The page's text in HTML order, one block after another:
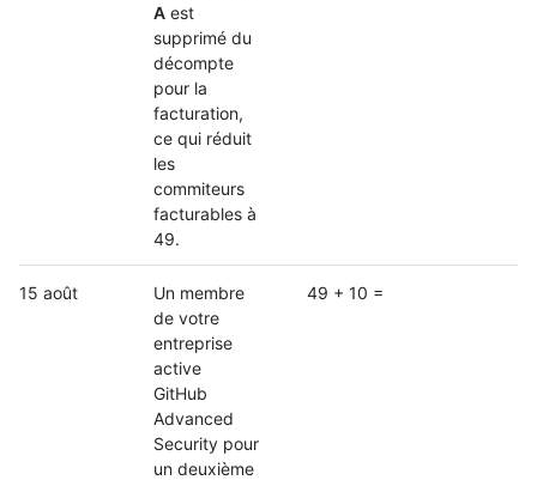
A est
supprimé du
décompte
pour la
facturation,
ce qui réduit
les
commiteurs
facturables à
49.
15 août
Un membre
de votre
entreprise
active
GitHub
Advanced
Security pour
un deuxième
49 + 10 =